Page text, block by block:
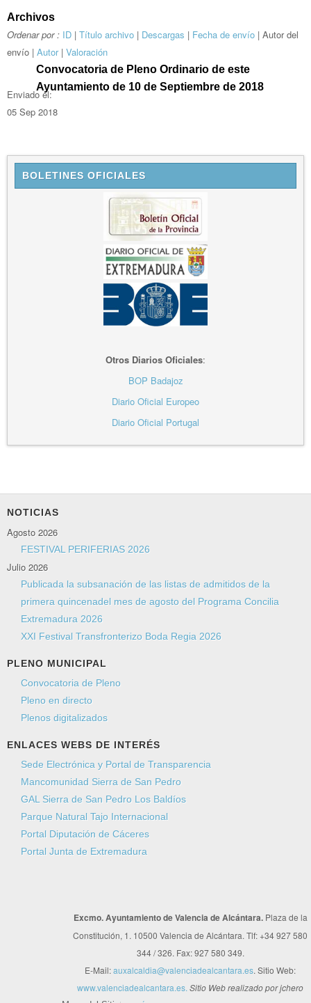
Archivos
Ordenar por : ID | Título archivo | Descargas | Fecha de envío | Autor del
envío | Autor| Valoración
Convocatoria de Pleno Ordinario de este
Ayuntamiento de 10 de Septiembre de 2018
Enviado el:
05 Sep 2018
BOLETINES OFICIALES
Otros Diarios Oficiales:
BOP Badajoz
Diario Oficial Europeo
Diario Oficial Portugal
NOTICIAS
Agosto 2026
FESTIVAL PERIFERIAS 2026
Julio 2026
Publicada la subsanación de las listas de admitidos de la
primera quincenadel mes de agosto del Programa Concilia
Extremadura 2026
XXI Festival Transfronterizo Boda Regia 2026
PLENO MUNICIPAL
Convocatoria de Pleno
Pleno en directo
Plenos digitalizados
ENLACES WEBS DE INTERÉS
Sede Electrónica y Portal de Transparencia
Mancomunidad Sierra de San Pedro
GAL Sierra de San Pedro Los Baldíos
Parque Natural Tajo Internacional
Portal Diputación de Cáceres
Portal Junta de Extremadura
Excmo. Ayuntamiento de Valencia de Alcántara. Plaza de la
Constitución, 1. 10500 Valencia de Alcántara. Tlf: +34 927 580
344 / 326. Fax: 927 580 349.
E-Mail:auxalcaldia@valenciadealcantara.es. Sitio Web:
www.valenciadealcantara.es. Sitio Web realizado por jchero